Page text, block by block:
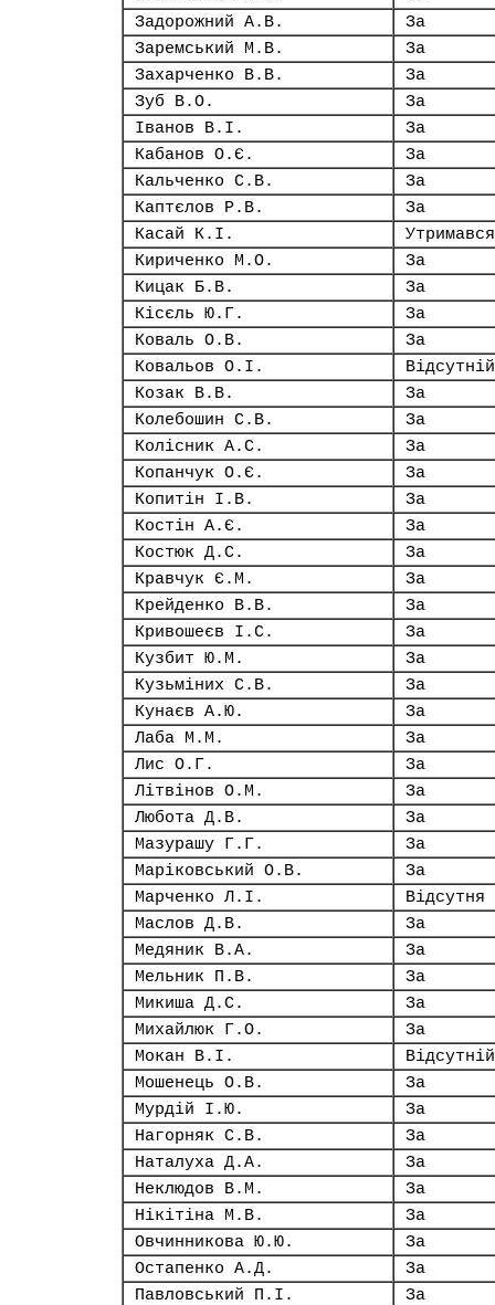
Задорожний А.В.
За
Заремський М.В.
За
Захарченко В.В.
За
Зуб В.О.
За
Іванов В.І.
За
Кабанов О.Є.
За
Кальченко С.В.
За
Каптєлов Р.В.
За
Касай К.І.
Утримався
Кириченко М.О.
За
Кицак Б.В.
За
Кісєль Ю.Г.
За
Коваль О.В.
За
Ковальов О.І.
Відсутній
Козак В.В.
За
Колебошин С.В.
За
Колісник А.С.
За
Копанчук О.Є.
За
Копитін І.В.
За
Костін А.Є.
За
Костюк Д.С.
За
Кравчук Є.М.
За
Крейденко В.В.
За
Кривошеєв І.С.
За
Кузбит Ю.М.
За
Кузьміних С.В.
За
Кунаєв А.Ю.
За
Лаба М.М.
За
Лис О.Г.
За
Літвінов О.М.
За
Любота Д.В.
За
Мазурашу Г.Г.
За
Маріковський О.В.
За
Марченко Л.І.
Відсутня
Маслов Д.В.
За
Медяник В.А.
За
Мельник П.В.
За
Микиша Д.С.
За
Михайлюк Г.О.
За
Мокан В.І.
Відсутній
Мошенець О.В.
За
Мурдій І.Ю.
За
Нагорняк С.В.
За
Наталуха Д.А.
За
Неклюдов В.М.
За
Нікітіна М.В.
За
Овчинникова Ю.Ю.
За
Остапенко А.Д.
За
Павловський П.І.
За